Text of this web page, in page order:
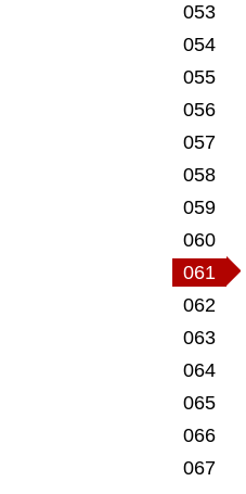
053
054
055
056
057
058
059
060
061
062
063
064
065
066
067